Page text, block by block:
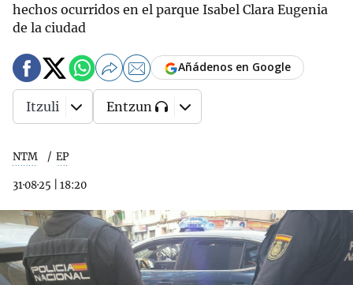
hechos ocurridos en el parque Isabel Clara Eugenia
de la ciudad
NTM EP
31·08·25 18:20
Añádenos en Google
Itzuli Entzun